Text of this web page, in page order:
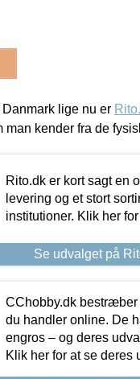
lige nu er
man kender fra de
Rito.dk er kort sagt en
levering og et stort
institutioner. Klik her
Se udvalget på
CChobby.dk
du handler online. De
engros – og deres
Klik her for at se deres